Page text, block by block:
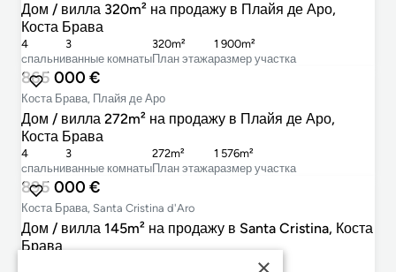
Дом / вилла 320m² на продажу в Плайя де Аро,
Коста Брава
cпальни
4
ванные комнаты
3
План этажа
320m²
размер участка
1 900m²
865 000 €
Коста Брава, Плайя де Аро
Дом / вилла 272m² на продажу в Плайя де Аро,
Коста Брава
cпальни
4
ванные комнаты
3
План этажа
272m²
размер участка
1 576m²
895 000 €
Коста Брава, Santa Cristina d'Aro
Дом / вилла 145m² на продажу в Santa Cristina, Коста
Брава